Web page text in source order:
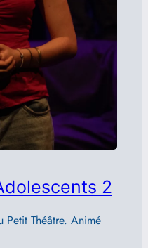
2
Petit Théâtre. Animé